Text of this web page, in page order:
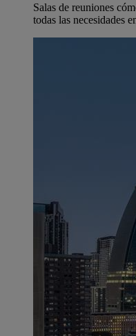
Salas de reuniones
todas las necesidades